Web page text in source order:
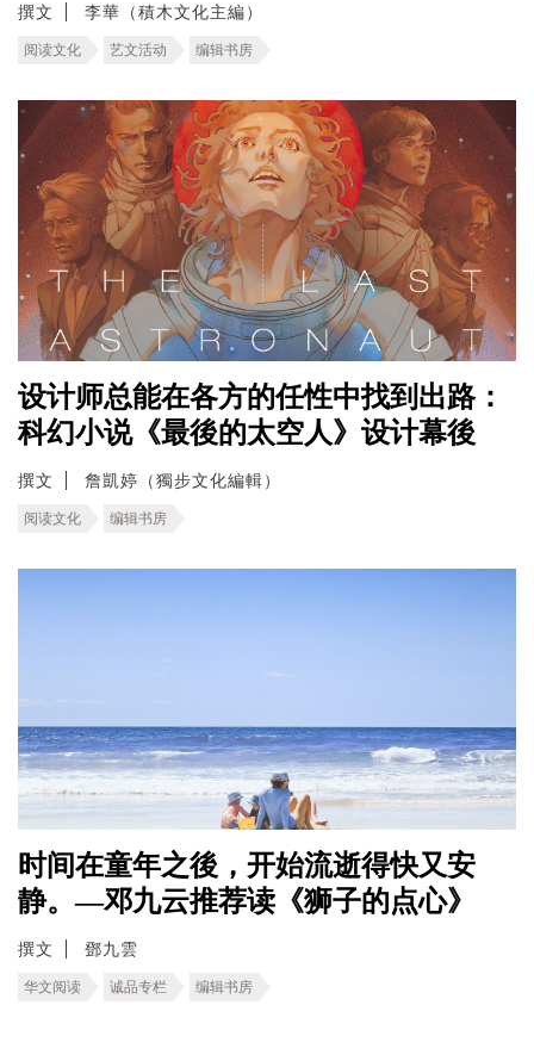
撰文 李華（積木文化主編）
阅读文化 艺文活动 编辑书房
设计师总能在各方的任性中找到出路：
科幻小说《最後的太空人》设计幕後
撰文 詹凱婷（獨步文化編輯）
阅读文化 编辑书房
时间在童年之後，开始流逝得快又安
静。—邓九云推荐读《狮子的点心》
撰文 鄧九雲
华文阅读 诚品专栏 编辑书房